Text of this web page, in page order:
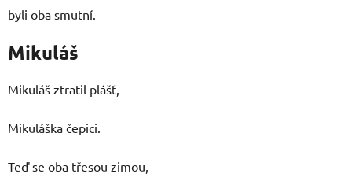
byli oba smutní.
Mikuláš
Mikuláš ztratil plášť,
Mikuláška čepici.
Teď se oba třesou zimou,